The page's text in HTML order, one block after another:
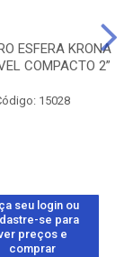
ESFERA KRONA
COMPACTO 2”
15028
seu login ou
se para
preços e
comprar